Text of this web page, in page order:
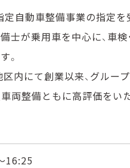
定⾃動⾞整備事業の指定を
⼠が乗⽤⾞を中⼼に、⾞検
。
内にて創業以来、グループ
両整備ともに⾼評価をい
16:25